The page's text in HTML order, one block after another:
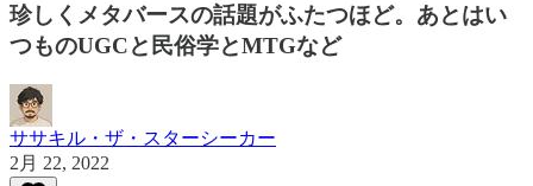
珍しくメタバースの話題がふたつほど。あとはい
つものUGCと民俗学とMTGなど
ササキル・ザ・スターシーカー
2月 22, 2022